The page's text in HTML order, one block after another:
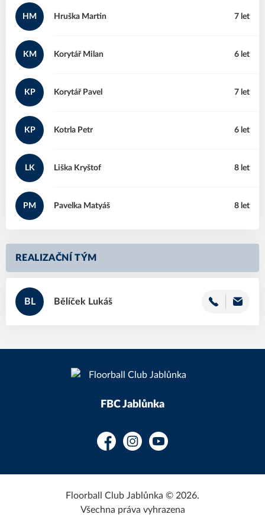
REALIZAČNÍ TÝM
BL Lukáš
Bělíček
HM Martin
Hruška 7 let
KM Milan
Korytář 6 let
KP Pavel
Korytář 7 let
KP Petr
Kotrla 6 let
LK Kryštof
Liška 8 let
PM Matyáš
Pavelka 8 let
FBC Jablůnka
FacebookInstagramYouTube
Floorball Club Jablůnka © 2026.
Všechna práva vyhrazena